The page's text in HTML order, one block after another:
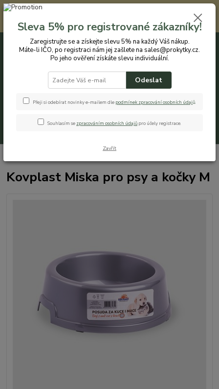
Registrovaným zákazníkům nabízíme slevu 5% na každý nákup. Máte-li
IČO, po registraci nám jej zašlete na sales@prokytky.cz. Po jeho ověření
získáte slevu individuální. Přejít na registraci →
CZK
+420 774 544 973 0ks
Kovplast Miska pro psy a kočky M
Sleva 5% pro registrované zákazníky!
Zaregistrujte se a získejte slevu 5% na každý Váš nákup.
Máte-li IČO, po registraci nám jej zašlete na sales@prokytky.cz.
Po jeho ověření získáte slevu individuální.
Odeslat
Přeji si odebírat novinky e-mailem dle podmínek zpracování osobních údajů.
Souhlasím se zpracováním osobních údajů pro účely registrace.
Zavřít